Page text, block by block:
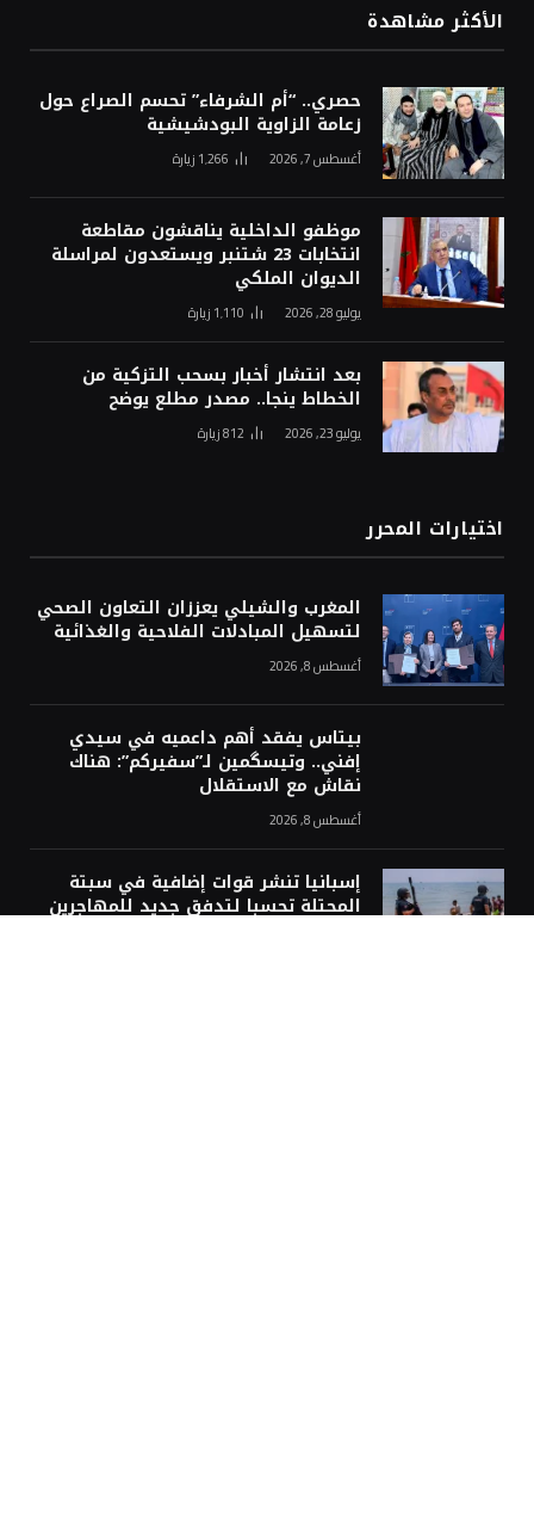
الأكثر مشاهدة
حصري.. “أم الشرفاء” تحسم الصراع حول
زعامة الزاوية البودشيشية
أغسطس 7, 2026 1٬266 زيارة
موظفو الداخلية يناقشون مقاطعة
انتخابات 23 شتنبر ويستعدون لمراسلة
الديوان الملكي
يوليو 28, 2026 1٬110 زيارة
بعد انتشار أخبار بسحب التزكية من
الخطاط ينجا.. مصدر مطلع يوضح
يوليو 23, 2026 812زيارة
اختيارات المحرر
المغرب والشيلي يعززان التعاون الصحي
لتسهيل المبادلات الفلاحية والغذائية
أغسطس 8, 2026
بيتاس يفقد أهم داعميه في سيدي
إفني.. وتيسگمين لـ”سفيركم”: هناك
نقاش مع الاستقلال
أغسطس 8, 2026
إسبانيا تنشر قوات إضافية في سبتة
المحتلة تحسبا لتدفق جديد للمهاجرين